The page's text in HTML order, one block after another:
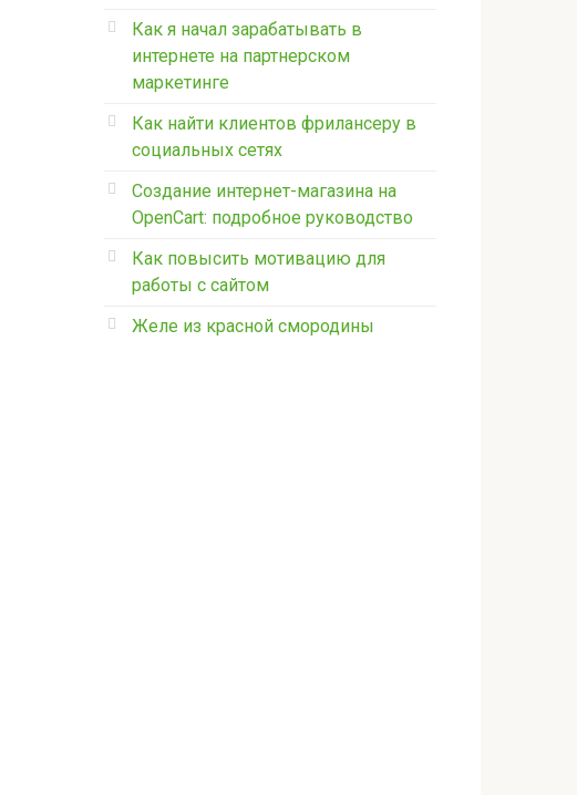
Как я начал зарабатывать в
интернете на партнерском
маркетинге
Как найти клиентов фрилансеру в
социальных сетях
Создание интернет-магазина на
OpenCart: подробное руководство
Как повысить мотивацию для
работы с сайтом
Желе из красной смородины